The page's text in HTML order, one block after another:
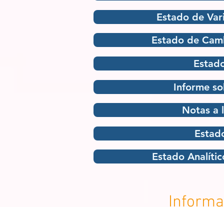
Estado de
Estado de
Informe
Notas a
Estado